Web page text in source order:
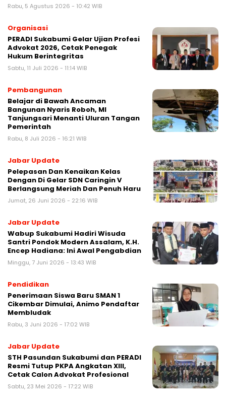
Rabu, 5 Agustus 2026 - 10:42 WIB
Organisasi
‎PERADI Sukabumi Gelar Ujian Profesi
Advokat 2026, Cetak Penegak
Hukum Berintegritas
Sabtu, 11 Juli 2026 - 11:14 WIB
Pembangunan
‎Belajar di Bawah Ancaman
Bangunan Nyaris Roboh, MI
Tanjungsari Menanti Uluran Tangan
Pemerintah‎
Rabu, 8 Juli 2026 - 16:21 WIB
Jabar Update
Pelepasan Dan Kenaikan Kelas
Dengan Di Gelar SDN Caringin V
Berlangsung Meriah Dan Penuh Haru
Jumat, 26 Juni 2026 - 22:16 WIB
Jabar Update
‎Wabup Sukabumi Hadiri Wisuda
Santri Pondok Modern Assalam, K.H.
Encep Hadiana: Ini Awal Pengabdian‎
Minggu, 7 Juni 2026 - 13:43 WIB
Pendidikan
Penerimaan Siswa Baru SMAN 1
Cikembar Dimulai, Animo Pendaftar
Membludak
Rabu, 3 Juni 2026 - 17:02 WIB
Jabar Update
STH Pasundan Sukabumi dan PERADI
Resmi Tutup PKPA Angkatan XIII,
Cetak Calon Advokat Profesional
Sabtu, 23 Mei 2026 - 17:22 WIB